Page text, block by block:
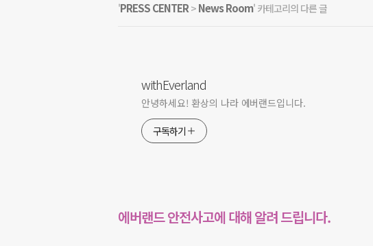
'PRESS CENTER> News Room' 카테고리의 다른 글
withEverland
안녕하세요! 환상의 나라 에버랜드입니다.
구독하기
에버랜드 안전사고에 대해 알려 드립니다.